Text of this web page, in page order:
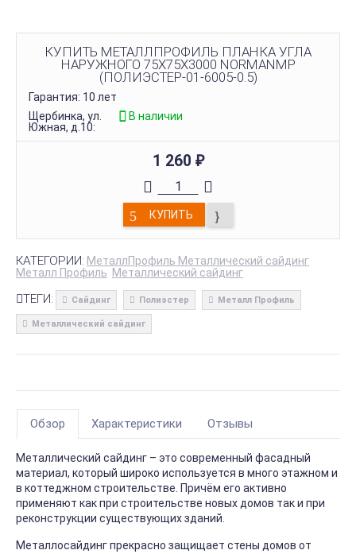
КУПИТЬ МЕТАЛЛПРОФИЛЬ ПЛАНКА УГЛА
НАРУЖНОГО 75Х75Х3000 NORMANMP
(ПОЛИЭСТЕР-01-6005-0.5)
Гарантия: 10 лет
Щербинка, ул.
Южная, д.10:
В наличии
1 260 ₽
КУПИТЬ
КАТЕГОРИИ: МеталлПрофиль Металлический сайдинг
Металл Профиль Металлический сайдинг
ТЕГИ: Сайдинг Полиэстер Металл Профиль
Металлический сайдинг
Обзор Характеристики Отзывы
Металлический сайдинг – это современный фасадный
материал, который широко используется в много этажном и
в коттеджном строительстве. Причём его активно
применяют как при строительстве новых домов так и при
реконструкции существующих зданий.
Металлосайдинг прекрасно защищает стены домов от